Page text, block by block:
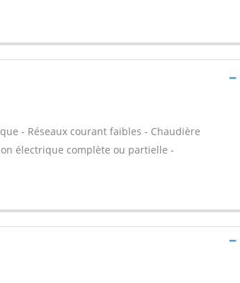
- Réseaux courant faibles - Chaudière
électrique complète ou partielle -